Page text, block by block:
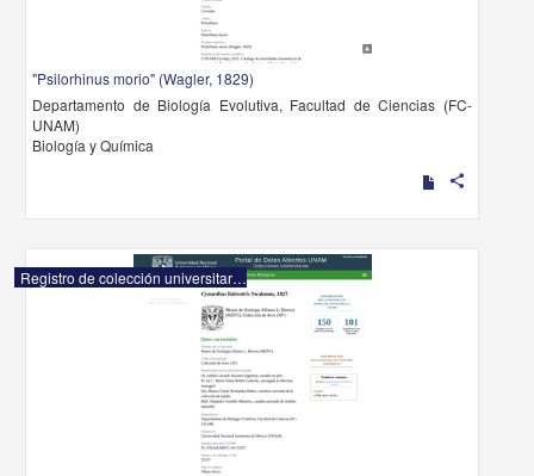
"Psilorhinus morio" (Wagler, 1829)
Departamento de Biología Evolutiva, Facultad de Ciencias (FC-
UNAM)
Biología y Química
share
Registro de colección universitaria